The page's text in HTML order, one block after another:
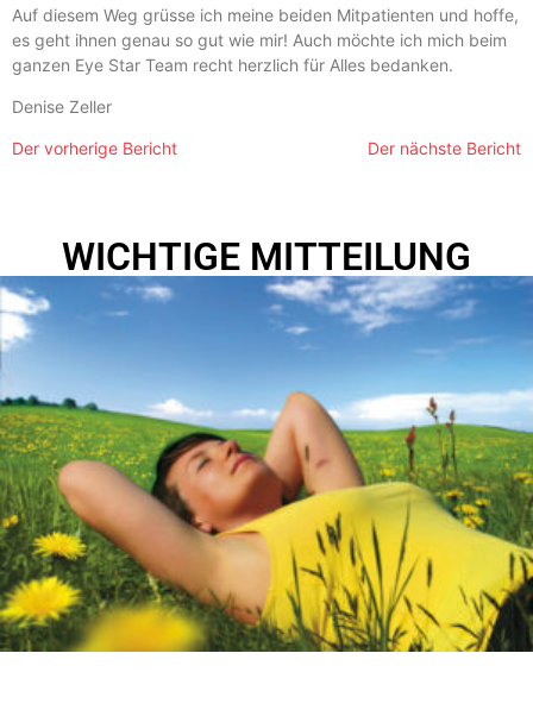
Auf diesem Weg grüsse ich meine beiden Mitpatienten und hoffe,
es geht ihnen genau so gut wie mir! Auch möchte ich mich beim
ganzen Eye Star Team recht herzlich für Alles bedanken.
Denise Zeller
Der vorherige Bericht Der nächste Bericht
WICHTIGE MITTEILUNG